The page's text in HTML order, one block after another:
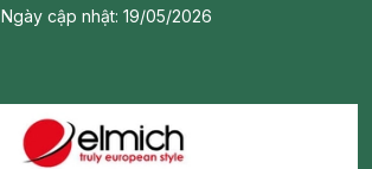
Ngày cập nhật: 19/05/2026